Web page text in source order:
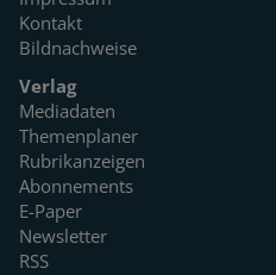
Kontakt
Bildnachweise
Verlag
Mediadaten
Themenplaner
Rubrikanzeigen
Abonnements
E-Paper
Newsletter
RSS